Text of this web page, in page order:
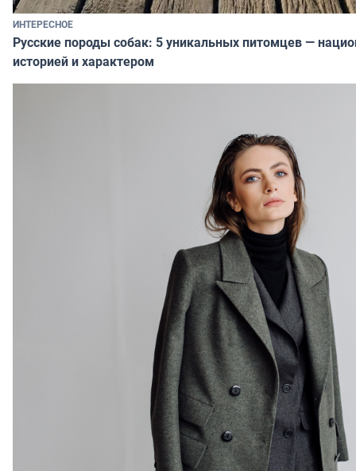
ИНТЕРЕСНОЕ
Русские породы собак: 5 уникальных питомцев —
историей и характером